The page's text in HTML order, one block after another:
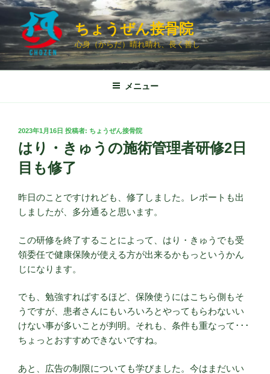
コ
ン
ツ
ちょうぜん接骨院
心身（からだ）晴れ晴れ、長く善し
メニュー
投
稿
日:
2023年1月16日 投稿者: ちょうぜん接骨院
はり・きゅうの施術管理者研修2日
目も修了
昨日のことですけれども、修了しました。レポートも出
しましたが、多分通ると思います。
この研修を終了することによって、はり・きゅうでも受
領委任で健康保険が使える方が出来るかもっというかん
じになります。
でも、勉強すればするほど、保険使うにはこちら側もそ
うですが、患者さんにもいろいろとやってもらわないい
けない事が多いことが判明。それも、条件も重なって･･･
ちょっとおすすめできないですね。
あと、広告の制限についても学びました。今はまだいい